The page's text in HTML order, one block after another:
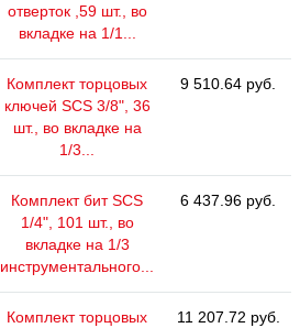
отверток ,59 шт., во
вкладке на 1/1...
Комплект торцовых
ключей SCS 3/8", 36
шт., во вкладке на
1/3...
9 510.64 руб.
Комплект бит SCS
1/4", 101 шт., во
вкладке на 1/3
инструментального...
6 437.96 руб.
Комплект торцовых
11 207.72 руб.